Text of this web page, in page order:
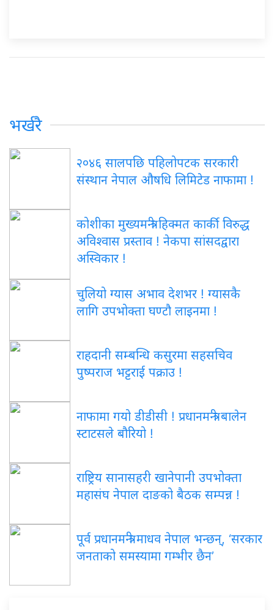
भर्खरै
२०४६ सालपछि पहिलोपटक सरकारी
संस्थान नेपाल औषधि लिमिटेड नाफामा !
कोशीका मुख्यमन्त्री हिक्मत कार्की विरुद्ध
अविश्वास प्रस्ताव ! नेकपा सांसदद्वारा
अस्विकार !
चुलियो ग्यास अभाव देशभर ! ग्यासकै
लागि उपभोक्ता घण्टौ लाइनमा !
राहदानी सम्बन्धि कसुरमा सहसचिव
पुष्पराज भट्टराई पक्राउ !
नाफामा गयो डीडीसी ! प्रधानमन्त्री बालेन
स्टाटसले बौरियो !
राष्ट्रिय सानासहरी खानेपानी उपभोक्ता
महासंघ नेपाल दाङको बैठक सम्पन्न !
पूर्व प्रधानमन्त्री माधव नेपाल भन्छन्, ‘सरकार
जनताको समस्यामा गम्भीर छैन’